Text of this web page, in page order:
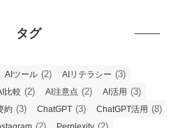
タグ
AIツール (2) AIリテラシー (3)
比較 (2) AI注意点 (2) AI活用 (3)
約 (3) ChatGPT (3) ChatGPT活用 (8)